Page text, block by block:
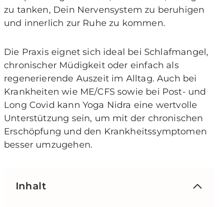
zu tanken, Dein Nervensystem zu beruhigen
und innerlich zur Ruhe zu kommen.
Die Praxis eignet sich ideal bei Schlafmangel,
chronischer Müdigkeit oder einfach als
regenerierende Auszeit im Alltag. Auch bei
Krankheiten wie ME/CFS sowie bei Post- und
Long Covid kann Yoga Nidra eine wertvolle
Unterstützung sein, um mit der chronischen
Erschöpfung und den Krankheitssymptomen
besser umzugehen.
Inhalt